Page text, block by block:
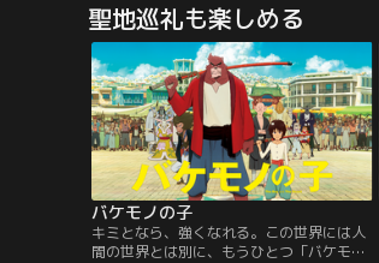
治郎だったが、妹を人間に戻し、家族を殺
した鬼を討つため、“鬼狩り”の道を進む決
意をする。人と鬼とが織りなす哀しき兄妹
の物語が、今、始まる--！
聖地巡礼も楽しめる
バケモノの子
キミとなら、強くなれる。この世界には人
間の世界とは別に、もうひとつ「バケモ